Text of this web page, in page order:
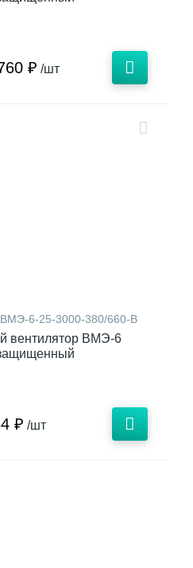
₽ /шт
ВМЭ-6-25-3000-380/660-В
вентилятор ВМЭ-6
₽ /шт